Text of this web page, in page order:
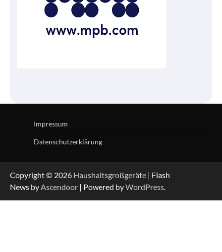
Impressum
Datenschutzerklärung
Copyright © 2026 Haushaltsgroßgeräte | Flash
News byAscendoor | Powered byWordPress.